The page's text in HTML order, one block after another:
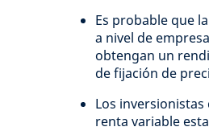
Es probable que
a nivel de
obtengan un
de fijación de
Los
renta variable